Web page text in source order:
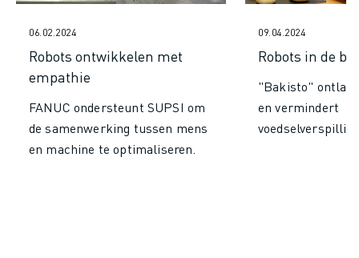
06.02.2024
Robots ontwikkelen met
empathie
FANUC ondersteunt SUPSI om
de samenwerking tussen mens
en machine te optimaliseren.
09.04.2024
Robots in de
"Bakisto"
en vermindert